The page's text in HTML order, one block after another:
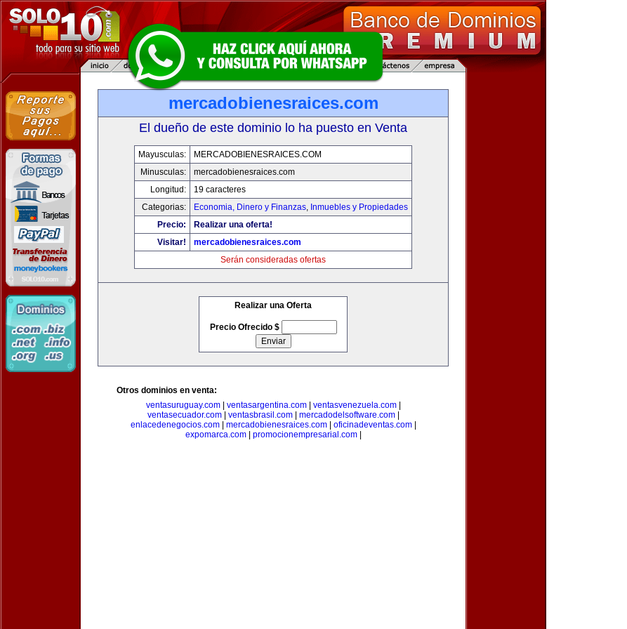
mercadobienesraices.com
El dueño de este dominio lo ha puesto en Venta
Mayusculas:
MERCADOBIENESRAICES.COM
Minusculas:
mercadobienesraices.com
Longitud:
19 caracteres
Categorias:
Economia, Dinero y Finanzas, Inmuebles y Propiedades
Precio:
Realizar una oferta!
Visitar!
mercadobienesraices.com
Serán consideradas ofertas
Realizar una Oferta
Precio Ofrecido $
Otros dominios en venta:
ventasuruguay.com| ventasargentina.com| ventasvenezuela.com|
ventasecuador.com| ventasbrasil.com| mercadodelsoftware.com|
enlacedenegocios.com| mercadobienesraices.com| oficinadeventas.com|
expomarca.com| promocionempresarial.com|